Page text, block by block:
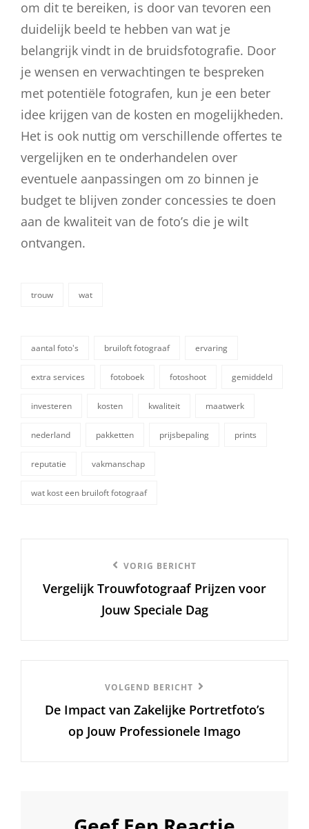
om dit te bereiken, is door van tevoren een
duidelijk beeld te hebben van wat je
belangrijk vindt in de bruidsfotografie. Door
je wensen en verwachtingen te bespreken
met potentiële fotografen, kun je een beter
idee krijgen van de kosten en mogelijkheden.
Het is ook nuttig om verschillende offertes te
vergelijken en te onderhandelen over
eventuele aanpassingen om zo binnen je
budget te blijven zonder concessies te doen
aan de kwaliteit van de foto’s die je wilt
ontvangen.
trouw wat
aantal foto's bruiloft fotograaf ervaring
extra services fotoboek fotoshoot gemiddeld
investeren kosten kwaliteit maatwerk
nederland pakketten prijsbepaling prints
reputatie vakmanschap
wat kost een bruiloft fotograaf
bericht
VORIG BERICHT
Vergelijk Trouwfotograaf Prijzen voor
Jouw Speciale Dag
Bericht
VOLGEND BERICHT
De Impact van Zakelijke Portretfoto’s
op Jouw Professionele Imago